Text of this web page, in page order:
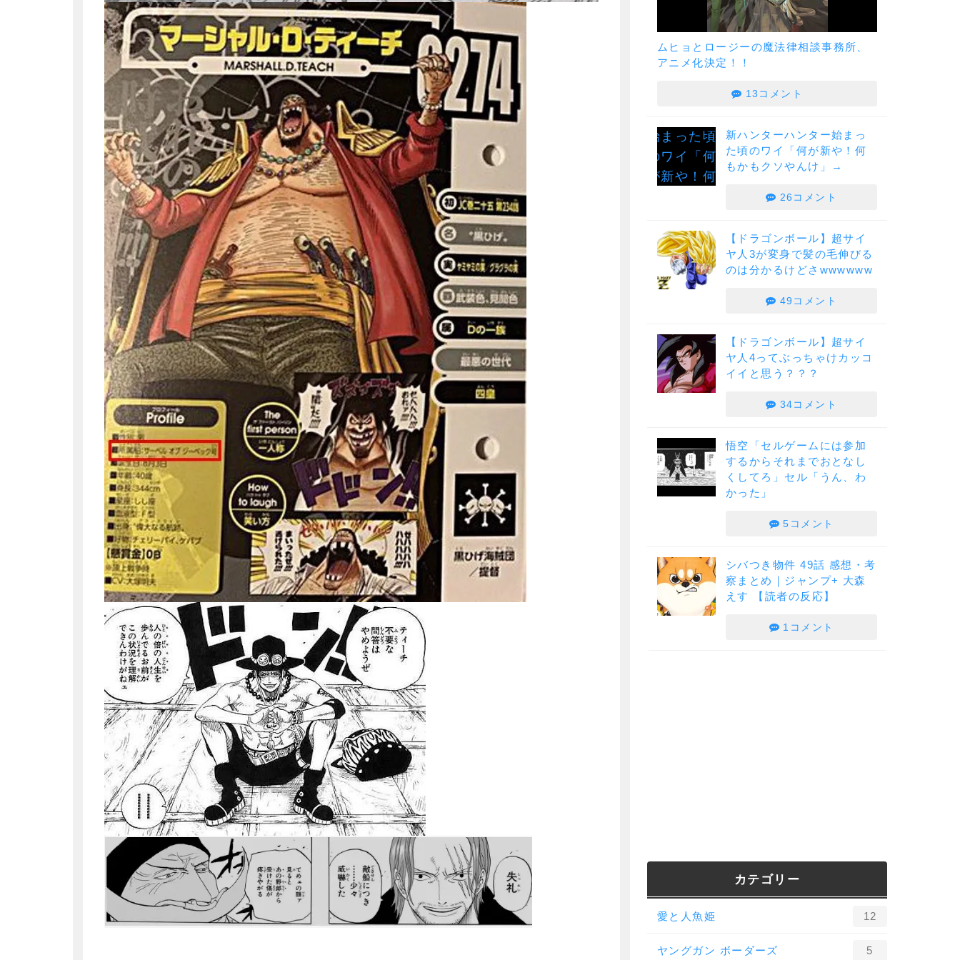
ムヒョとロージーの魔法律相談事務所、
アニメ化決定！！
13コメント
新ハンターハンター始まっ
た頃のワイ「何が新や！何
もかもクソやんけ」→
26コメント
【ドラゴンボール】超サイ
ヤ人3が変身で髪の毛伸びる
のは分かるけどさwwwwww
49コメント
【ドラゴンボール】超サイ
ヤ人4ってぶっちゃけカッコ
イイと思う？？？
34コメント
悟空「セルゲームには参加
するからそれまでおとなし
くしてろ」セル「うん、わ
かった」
5コメント
シバつき物件 49話 感想・考
察まとめ｜ジャンプ+ 大森
えす 【読者の反応】
1コメント
カテゴリー
愛と人魚姫 12
ヤングガン ボーダーズ 5